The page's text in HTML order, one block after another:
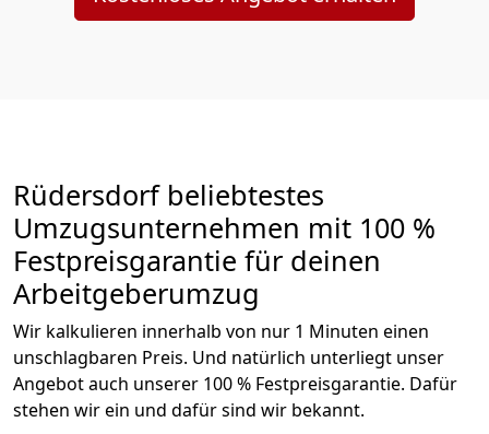
Rüdersdorf beliebtestes
Umzugsunternehmen mit 100 %
Festpreisgarantie für deinen
Arbeitgeberumzug
Wir kalkulieren innerhalb von nur 1 Minuten einen
unschlagbaren Preis. Und natürlich unterliegt unser
Angebot auch unserer 100 % Festpreisgarantie. Dafür
stehen wir ein und dafür sind wir bekannt.